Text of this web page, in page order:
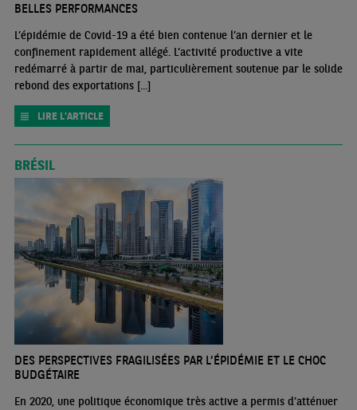
BELLES PERFORMANCES
L’épidémie de Covid-19 a été bien contenue l’an dernier et le
confinement rapidement allégé. L’activité productive a vite
redémarré à partir de mai, particulièrement soutenue par le solide
rebond des exportations [...]
LIRE L'ARTICLE
BRÉSIL
DES PERSPECTIVES FRAGILISÉES PAR L’ÉPIDÉMIE ET LE CHOC
BUDGÉTAIRE
En 2020, une politique économique très active a permis d’atténuer